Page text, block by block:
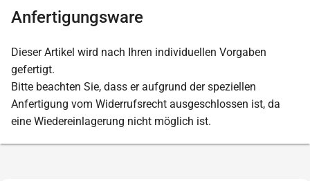
Anfertigungsware
Dieser Artikel wird nach Ihren individuellen Vorgaben
gefertigt.
Bitte beachten Sie, dass er aufgrund der speziellen
Anfertigung vom Widerrufsrecht ausgeschlossen ist, da
eine Wiedereinlagerung nicht möglich ist.